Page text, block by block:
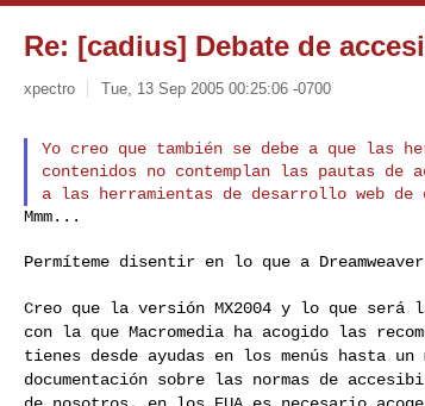
Re: [cadius] Debate de
xpectro Tue, 13 Sep 2005 00:25:06 -0700
Yo creo que también se debe a que las
contenidos no contemplan las pautas
Mmm...
Permíteme disentir en lo que a
Creo que la versión MX2004 y lo que será
con la que Macromedia ha acogido las
tienes desde ayudas en los menús hasta un
documentación sobre las normas de